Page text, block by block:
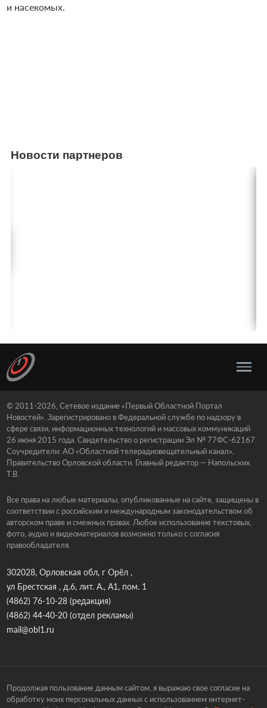
и насекомых.
Новости партнеров
© 2011-2026, Сетевое издание «Первый Областной Портал
Новостей». Зарегистрировано в Федеральной службе по надзору в
сфере связи, информационных технологий и массовых коммуникаций
26 июня 2015 года. Свидетельство о регистрации Эл № 77ФС-62167.
Соучредители: АО «Областной телерадиовещательный канал»,
Правительство Орловской области. Главный редактор — Напольских
Т.В.
Все права на любые материалы, опубликованные на сайте, защищены в
соответствии с российским и международным законодательством об
авторском праве и смежных правах. Любое использование текстовых,
фото, аудио и видеоматериалов возможно только с согласия
правообладателя.
302028, Орловская обл, г Орёл ,
ул Брестская , д.6, лит. А., А1, пом. 1
(4862) 76-10-28(редакция)
(4862) 44-40-20(отдел рекламы)
mail@obl1.ru
Продолжая пользование данным сайтом, я выражаю свое согласие на
обработку моих персональных данных с использованием интернет-